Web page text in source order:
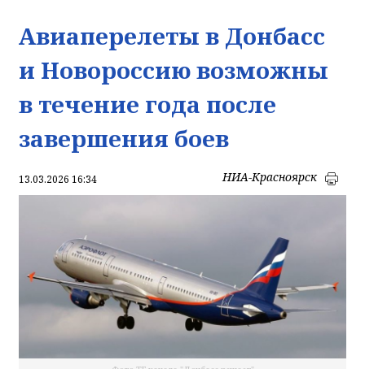
Авиаперелеты в Донбасс
и Новороссию возможны
в течение года после
завершения боев
13.03.2026 16:34 НИА-Красноярск